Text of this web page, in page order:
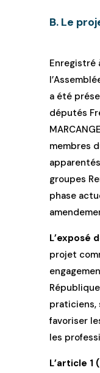
B. Le
Enregistré
a été
députés
membres
groupes
phase
L’exposé
projet
praticiens,
favoriser
les
L’article 1